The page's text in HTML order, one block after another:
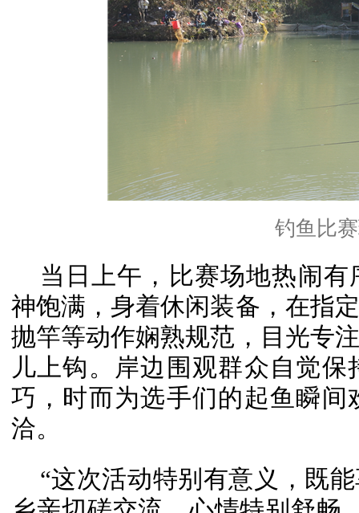
钓鱼比
当日上午，比赛场地热闹
神饱满，身着休闲装备，在指
抛竿等动作娴熟规范，目光专
儿上钩。岸边围观群众自觉
巧，时而为选手们的起鱼瞬
洽。
“这次活动特别有意义，既